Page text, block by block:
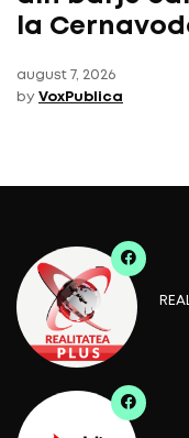
la
august 7, 2026
by VoxPublica